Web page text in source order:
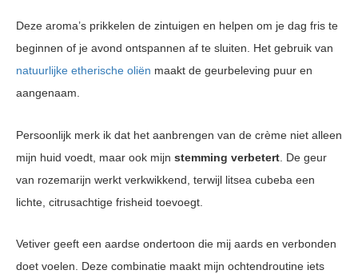
Deze aroma’s prikkelen de zintuigen en helpen om je dag fris te
beginnen of je avond ontspannen af te sluiten. Het gebruik van
natuurlijke etherische oliën maakt de geurbeleving puur en
aangenaam.
Persoonlijk merk ik dat het aanbrengen van de crème niet alleen
mijn huid voedt, maar ook mijn stemming verbetert . De geur
van rozemarijn werkt verkwikkend, terwijl litsea cubeba een
lichte, citrusachtige frisheid toevoegt.
Vetiver geeft een aardse ondertoon die mij aards en verbonden
doet voelen. Deze combinatie maakt mijn ochtendroutine iets